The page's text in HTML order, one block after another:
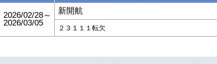
2026/02/28～
2026/03/05
新開航
２３１１１転欠